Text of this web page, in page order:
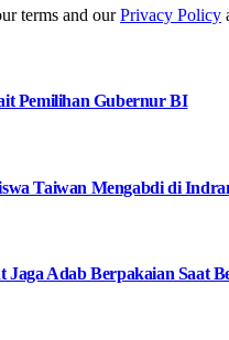
terms and ourPrivacy Policy
Pemilihan Gubernur BI
Taiwan Mengabdi di
Adab Berpakaian Saat